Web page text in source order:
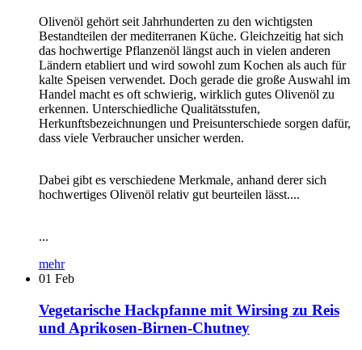
Olivenöl gehört seit Jahrhunderten zu den wichtigsten
Bestandteilen der mediterranen Küche. Gleichzeitig hat sich
das hochwertige Pflanzenöl längst auch in vielen anderen
Ländern etabliert und wird sowohl zum Kochen als auch für
kalte Speisen verwendet. Doch gerade die große Auswahl im
Handel macht es oft schwierig, wirklich gutes Olivenöl zu
erkennen. Unterschiedliche Qualitätsstufen,
Herkunftsbezeichnungen und Preisunterschiede sorgen dafür,
dass viele Verbraucher unsicher werden.
Dabei gibt es verschiedene Merkmale, anhand derer sich
hochwertiges Olivenöl relativ gut beurteilen lässt....
...
mehr
01 Feb
Vegetarische Hackpfanne mit Wirsing zu Reis
und Aprikosen-Birnen-Chutney